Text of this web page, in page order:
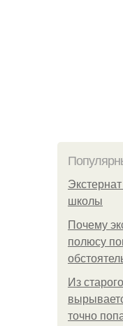
школы
Почему
полюсу
Из
точно